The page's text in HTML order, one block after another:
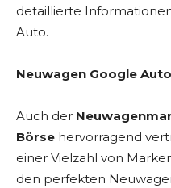
detaillierte
Auto.
Neuwagen Google
Auch der
Börse hervorragend
einer Vielzahl von
den perfekten